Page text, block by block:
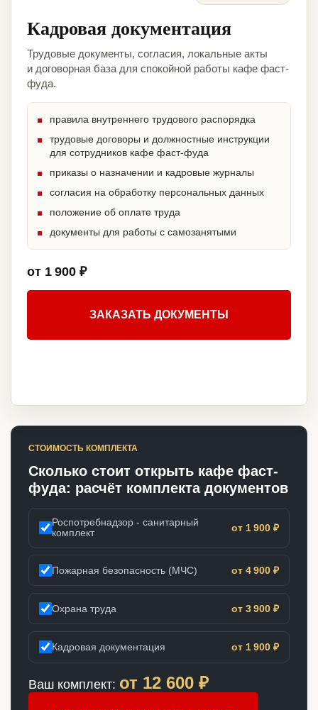
Кадровая документация
Трудовые документы, согласия, локальные акты
и договорная база для спокойной работы кафе фаст-
фуда.
правила внутреннего трудового распорядка
трудовые договоры и должностные инструкции
для сотрудников кафе фаст-фуда
приказы о назначении и кадровые журналы
согласия на обработку персональных данных
положение об оплате труда
документы для работы с самозанятыми
от 1 900 ₽
ЗАКАЗАТЬ ДОКУМЕНТЫ
СТОИМОСТЬ КОМПЛЕКТА
Сколько стоит открыть кафе фаст-
фуда: расчёт комплекта документов
Роспотребнадзор - санитарный
комплект
от 1 900 ₽
Пожарная безопасность (МЧС) от 4 900 ₽
Охрана труда от 3 900 ₽
Кадровая документация от 1 900 ₽
Ваш комплект: от 12 600 ₽